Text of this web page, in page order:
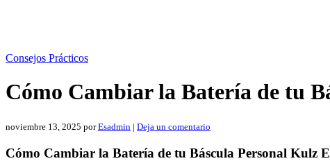
Consejos Prácticos
Cómo Cambiar la Batería de tu
noviembre 13, 2025 porEsadmin | Deja un comentario
Cómo Cambiar la Batería de tu Báscula Personal Kulz